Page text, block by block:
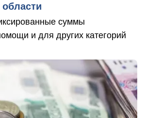
суммы
и для других категорий